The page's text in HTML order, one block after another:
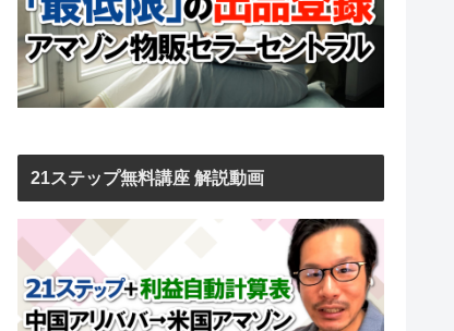
21ステップ無料講座 解説動画